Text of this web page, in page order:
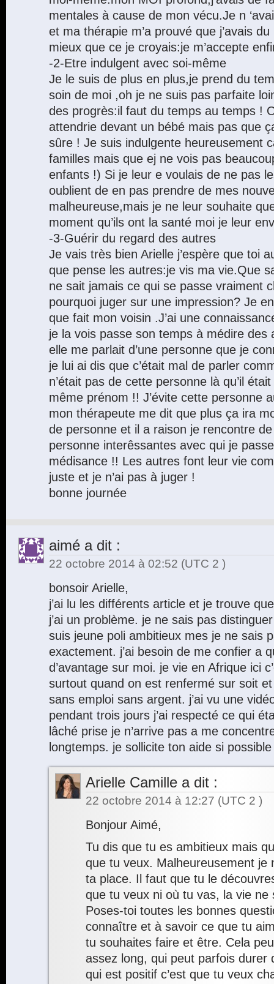
mentales à cause de mon vécu.Je n
et ma thérapie m’a prouvé que j’avais
mieux que ce je croyais:je m’accepte
-2-Etre indulgent avec soi-même
Je le suis de plus en plus,je prend du
soin de moi ,oh je ne suis pas parfaite
des progrès:il faut du temps au temps !
attendrie devant un bébé mais pas que
sûre ! Je suis indulgente heureusement
familles mais que ej ne vois pas
enfants !) Si je leur e voulais de ne pas
oublient de en pas prendre de mes
malheureuse,mais je ne leur souhaite
moment qu’ils ont la santé moi je leur
-3-Guérir du regard des autres
Je vais très bien Arielle j’espère que toi
que pense les autres:je vis ma vie.Que
ne sait jamais ce qui se passe vraiment
pourquoi juger sur une impression? Je
que fait mon voisin .J’ai une
je la vois passe son temps à médire des
elle me parlait d’une personne que je
je lui ai dis que c’était mal de parler
n’était pas de cette personne là qu’il
même prénom !! J’évite cette personne
mon thérapeute me dit que plus ça ira
de personne et il a raison je rencontre
personne interêssantes avec qui je
médisance !! Les autres font leur vie
juste et je n’ai pas à juger !
bonne journée
aimé a dit :
22 octobre 2014 à 02:52 (UTC 2 )
bonsoir Arielle,
j’ai lu les différents article et je trouve
j’ai un problème. je ne sais pas
suis jeune poli ambitieux mes je ne sais
exactement. j’ai besoin de me confier a
d’avantage sur moi. je vie en Afrique ici
surtout quand on est renfermé sur soit
sans emploi sans argent. j’ai vu une
pendant trois jours j’ai respecté ce qui
lâché prise je n’arrive pas a me
longtemps. je sollicite ton aide si possible
Arielle Camille a dit :
22 octobre 2014 à 12:27 (UTC 2 )
Bonjour Aimé,
Tu dis que tu es ambitieux mais
que tu veux. Malheureusement je
ta place. Il faut que tu le
que tu veux ni où tu vas, la vie ne
Poses-toi toutes les bonnes
connaître et à savoir ce que tu
tu souhaites faire et être. Cela
assez long, qui peut parfois durer
qui est positif c’est que tu veux